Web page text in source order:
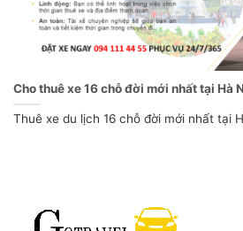
Cho thuê xe 16 chỗ đời mới nhất tại Hà
Thuê xe du lịch 16 chỗ đời mới nhất tại